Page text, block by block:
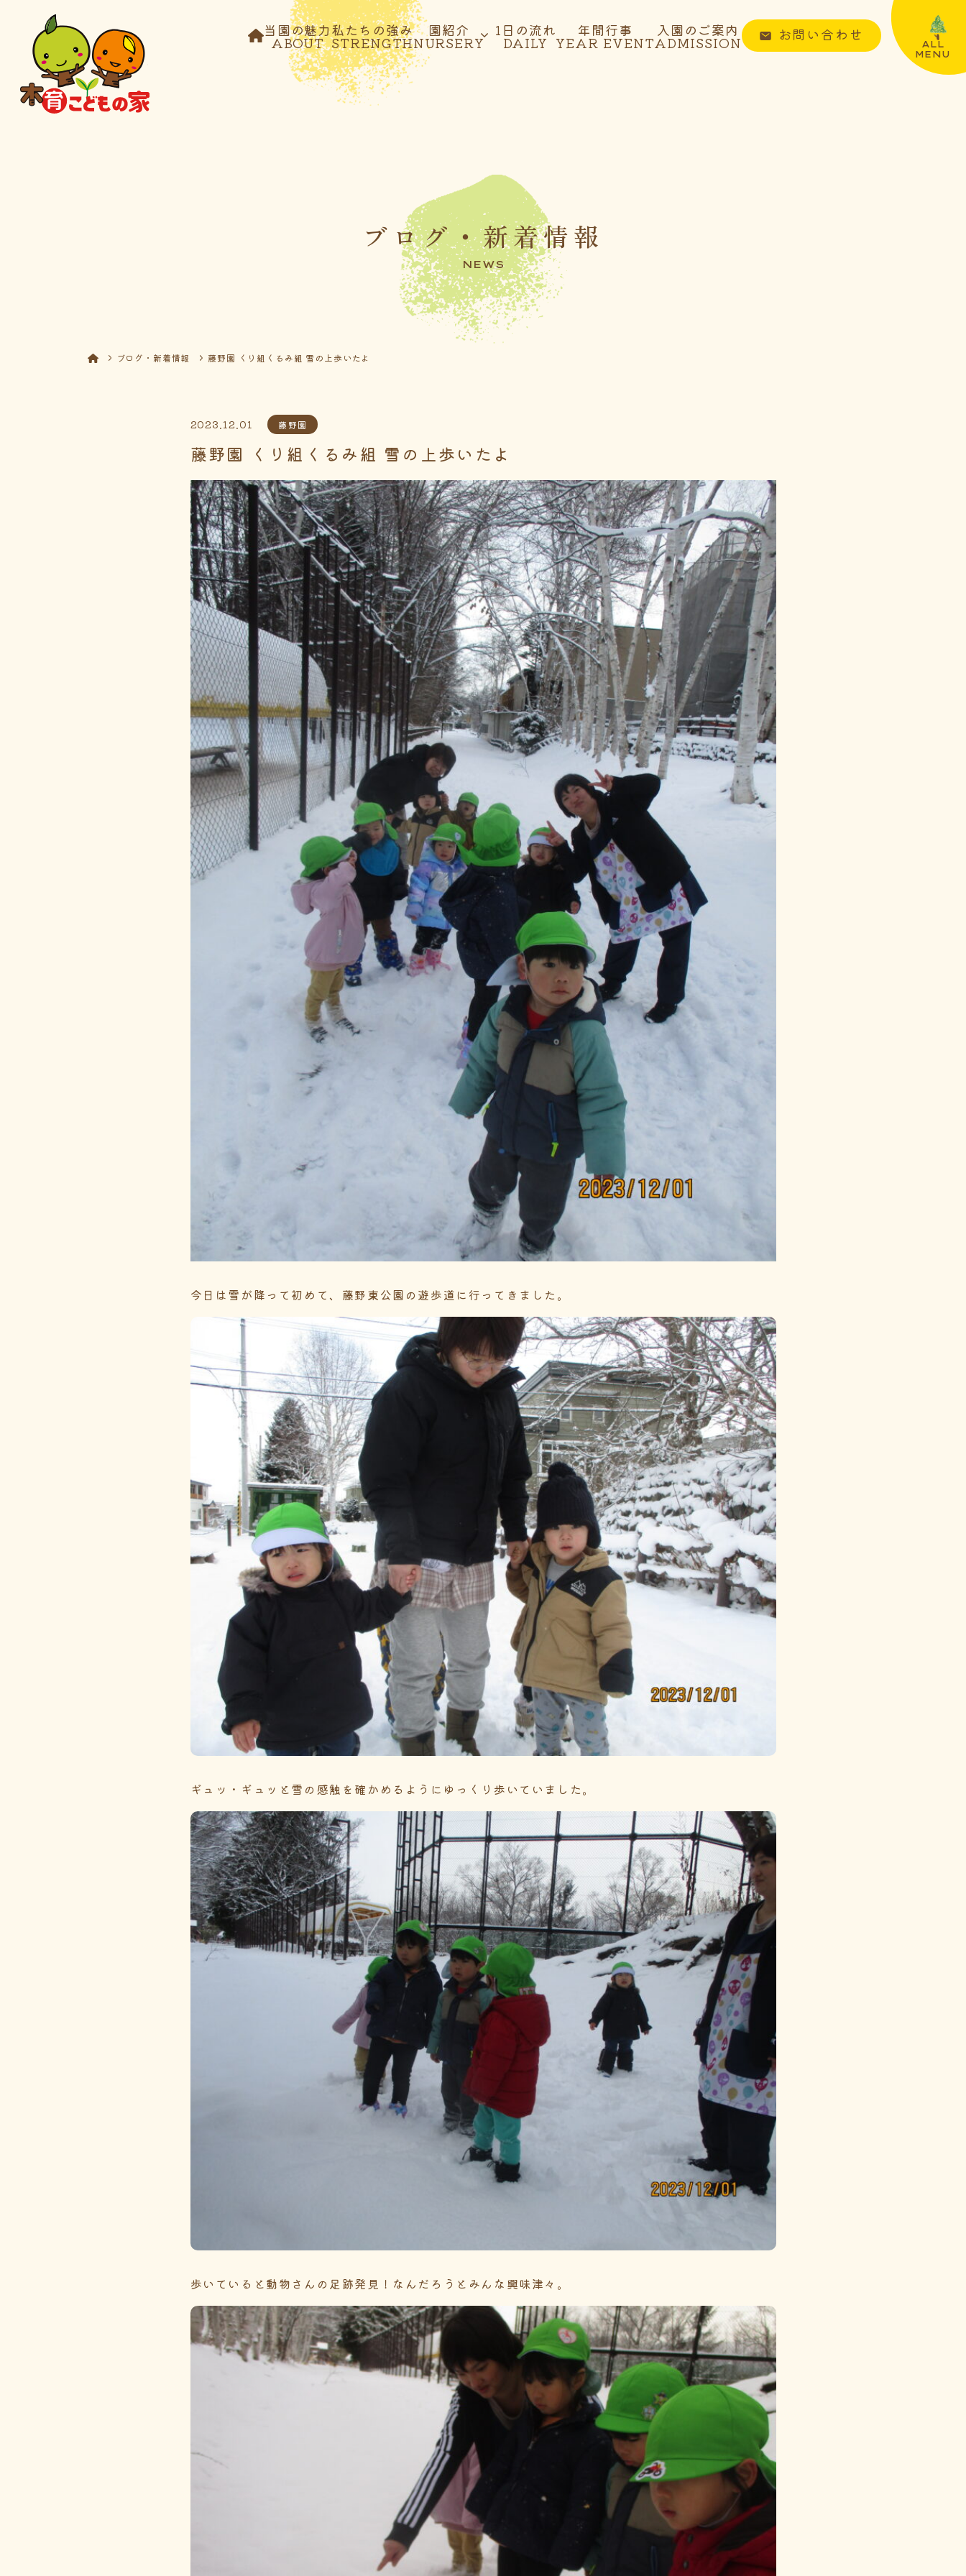
ALL
MENU
当園の魅力
ABOUT
私たちの強み
STRENGTH
園紹介
NURSERY
1日の流れ
DAILY
年間行事
YEAR EVENT
入園のご案内
ADMISSION お問い合わせ
ブログ・新着情報
NEWS
ブログ・新着情報 藤野園 くり組くるみ組 雪の上歩いたよ
2023.12.01 藤野園
藤野園 くり組くるみ組 雪の上歩いたよ
今日は雪が降って初めて、藤野東公園の遊歩道に行ってきました。
ギュッ・ギュッと雪の感触を確かめるようにゆっくり歩いていました。
歩いていると動物さんの足跡発見！なんだろうとみんな興味津々。